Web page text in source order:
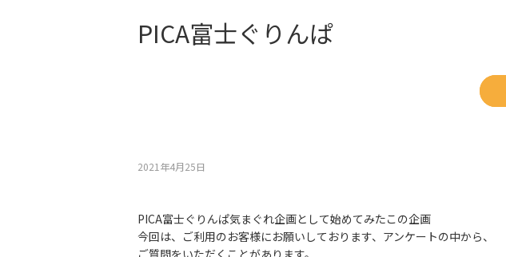
PICA富士ぐりんぱ
2021年4月25⽇
PICA富士ぐりんぱ気まぐれ企画として始めてみたこの企画
今回は、ご利用のお客様にお願いしております、アンケートの中から、
ご質問をいただくことがあります。